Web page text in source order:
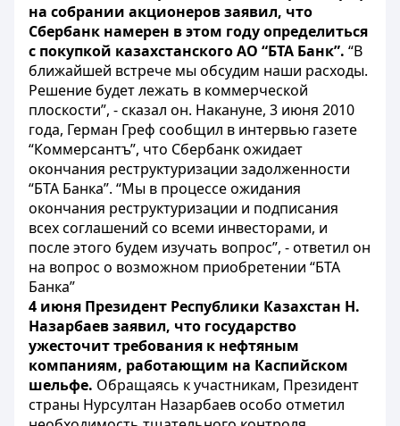
на собрании акционеров заявил, что
Сбербанк намерен в этом году определиться
с покупкой казахстанского АО “БТА Банк”. “В
ближайшей встрече мы обсудим наши расходы.
Решение будет лежать в коммерческой
плоскости”, - сказал он. Накануне, 3 июня 2010
года, Герман Греф сообщил в интервью газете
“Коммерсантъ”, что Сбербанк ожидает
окончания реструктуризации задолженности
“БТА Банка”. “Мы в процессе ожидания
окончания реструктуризации и подписания
всех соглашений со всеми инвесторами, и
после этого будем изучать вопрос”, - ответил он
на вопрос о возможном приобретении “БТА
Банка”
4 июня Президент Республики Казахстан Н.
Назарбаев заявил, что государство
ужесточит требования к нефтяным
компаниям, работающим на Каспийском
шельфе. Обращаясь к участникам, Президент
страны Нурсултан Назарбаев особо отметил